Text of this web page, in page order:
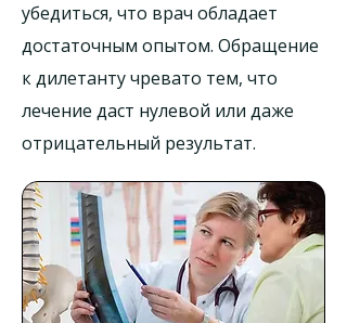
убедиться, что врач обладает
достаточным опытом. Обращение
к дилетанту чревато тем, что
лечение даст нулевой или даже
отрицательный результат.